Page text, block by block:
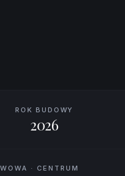
ROK BUDOWY
2026
· CENTRUM